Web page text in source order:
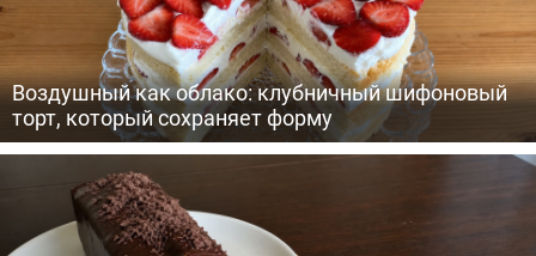
Воздушный как облако: клубничный шифоновый
торт, который сохраняет форму